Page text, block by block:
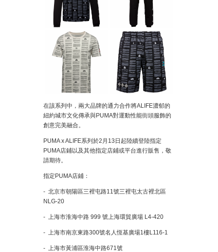
在該系列中，兩大品牌的通力合作將ALIFE濃郁的
紐約城市文化傳承與PUMA對運動性能街頭服飾的
創意完美融合。
PUMA x ALIFE系列於2月13日起陸續登陸指定
PUMA店鋪以及其他指定店鋪或平台進行販售，敬
請期待。
指定PUMA店鋪：
- 北京市朝陽區三裡屯路11號三裡屯太古裡北區
NLG-20
- 上海市淮海中路 999 號上海環貿廣場 L4-420
- 上海市南京東路300號名人恆基廣場1樓L116-1
- 上海市黃浦區淮海中路671號